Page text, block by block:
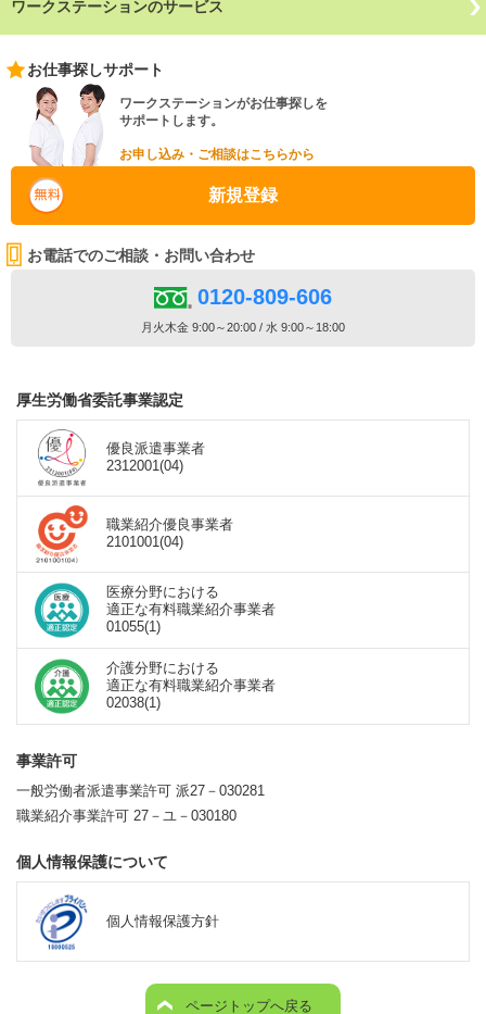
ワークステーションのサービス
お仕事探しサポート
ワークステーションがお仕事探しを
サポートします。
お申し込み・ご相談はこちらから
新規登録
お電話でのご相談・お問い合わせ
0120-809-606
月火木金 9:00～20:00 / 水 9:00～18:00
厚生労働省委託事業認定
優良派遣事業者
2312001(04)
職業紹介優良事業者
2101001(04)
医療分野における
適正な有料職業紹介事業者
01055(1)
介護分野における
適正な有料職業紹介事業者
02038(1)
事業許可
一般労働者派遣事業許可 派27－030281
職業紹介事業許可 27－ユ－030180
個人情報保護について
個人情報保護方針
ページトップへ戻る